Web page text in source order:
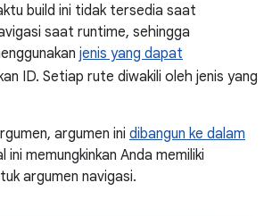
build ini tidak tersedia saat
saat runtime, sehingga
jenis yang dapat
ID. Setiap rute diwakili oleh jenis yang
argumen ini dibangun ke dalam
ini memungkinkan Anda memiliki
argumen navigasi.